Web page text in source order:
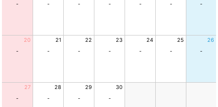
-
-
-
-
-
-
-
20
-
21
-
22
-
23
-
24
-
25
-
26
-
27
-
28
-
29
-
30
-